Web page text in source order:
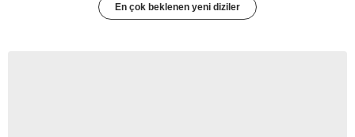
En çok beklenen yeni diziler